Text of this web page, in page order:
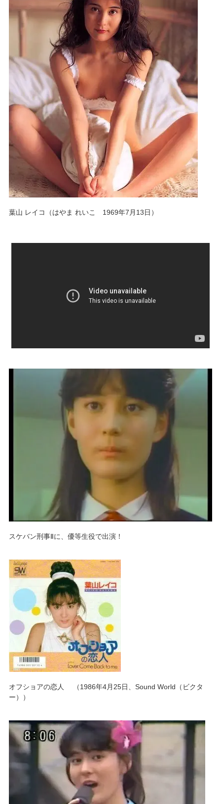
葉山 レイコ（はやま れいこ 1969年7月13日）
スケバン刑事Ⅱに、優等生役で出演！
オフショアの恋人 （1986年4月25日、Sound World（ビクタ
ー））